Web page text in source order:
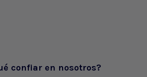
confiar en nosotros?